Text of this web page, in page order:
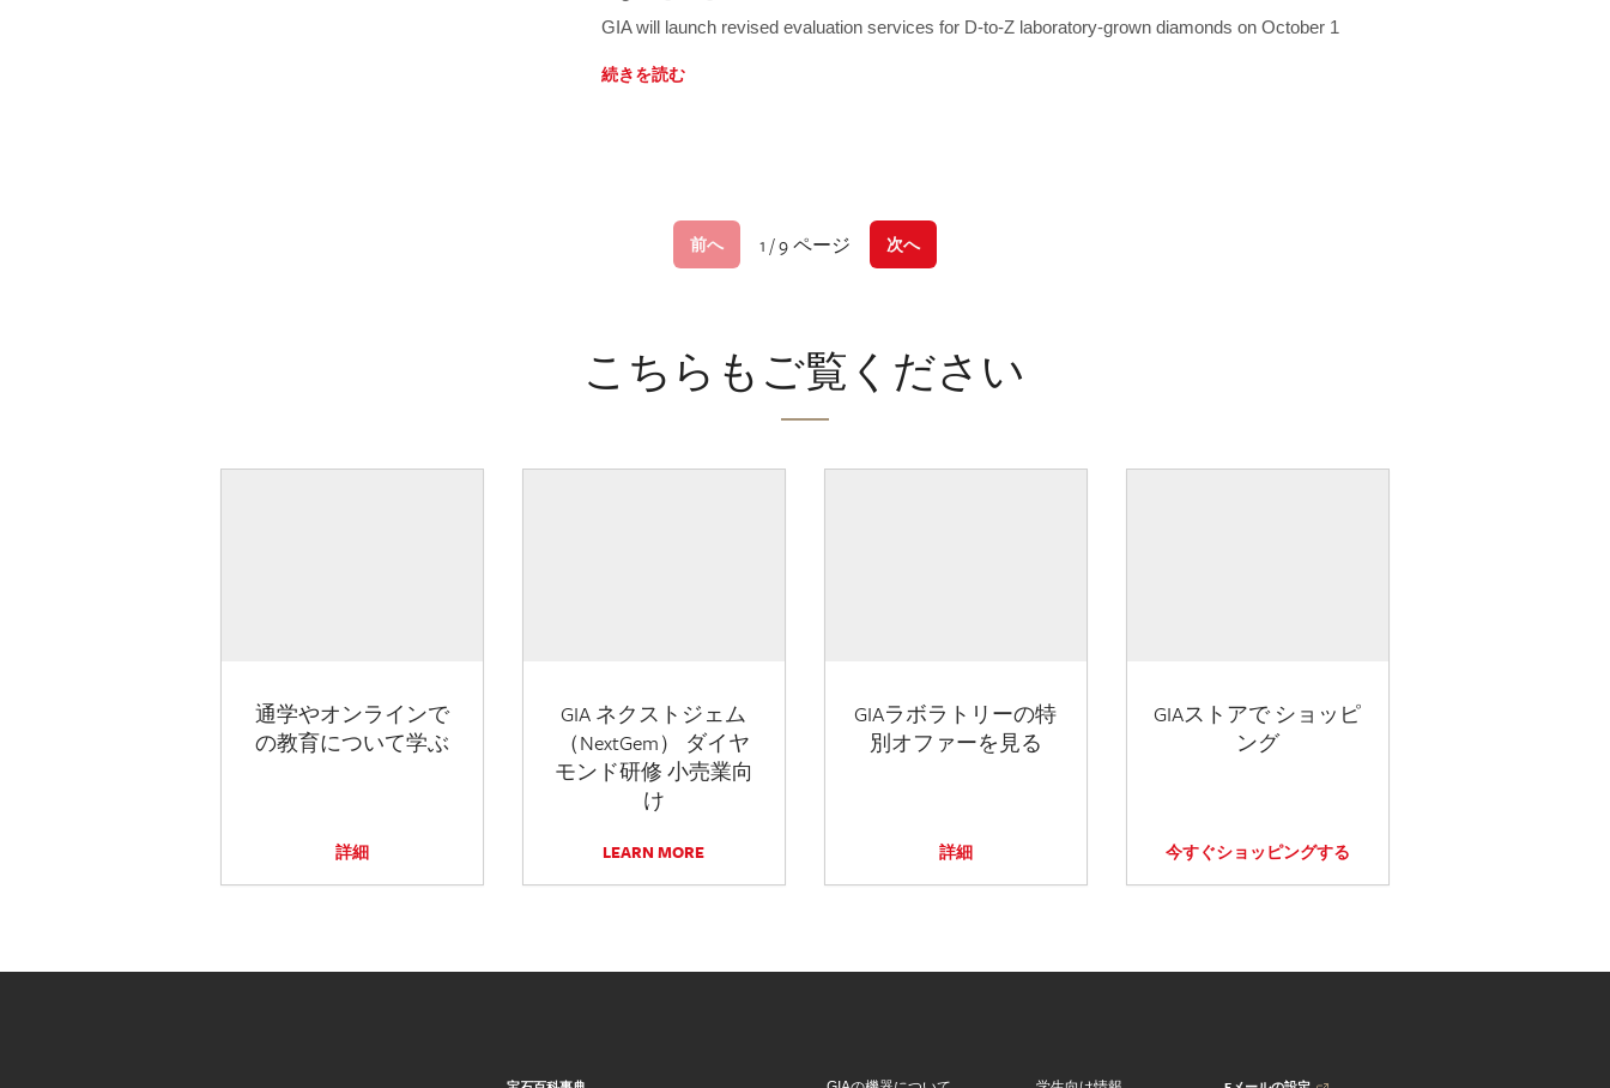
GIA will launch revised evaluation services for D-to-Z laboratory-grown diamonds on October 1
続きを読む
前へ 1 / 9 ページ 次へ
こちらもご覧ください
通学やオンラインで
の教育について学ぶ
詳細
GIA ネクストジェム
（NextGem） ダイヤ
モンド研修 小売業向
け
LEARN MORE
GIAラボラトリーの特
別オファーを見る
詳細
GIAストアで ショッピ
ング
今すぐショッピングする